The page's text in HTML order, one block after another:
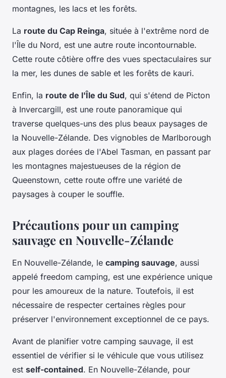
montagnes, les lacs et les forêts.
La route du Cap Reinga, située à l'extrême nord de
l'Île du Nord, est une autre route incontournable.
Cette route côtière offre des vues spectaculaires sur
la mer, les dunes de sable et les forêts de kauri.
Enfin, la route de l'Île du Sud, qui s'étend de Picton
à Invercargill, est une route panoramique qui
traverse quelques-uns des plus beaux paysages de
la Nouvelle-Zélande. Des vignobles de Marlborough
aux plages dorées de l'Abel Tasman, en passant par
les montagnes majestueuses de la région de
Queenstown, cette route offre une variété de
paysages à couper le souffle.
Précautions pour un camping
sauvage en Nouvelle-Zélande
En Nouvelle-Zélande, le camping sauvage, aussi
appelé freedom camping, est une expérience unique
pour les amoureux de la nature. Toutefois, il est
nécessaire de respecter certaines règles pour
préserver l'environnement exceptionnel de ce pays.
Avant de planifier votre camping sauvage, il est
essentiel de vérifier si le véhicule que vous utilisez
est self-contained. En Nouvelle-Zélande, pour